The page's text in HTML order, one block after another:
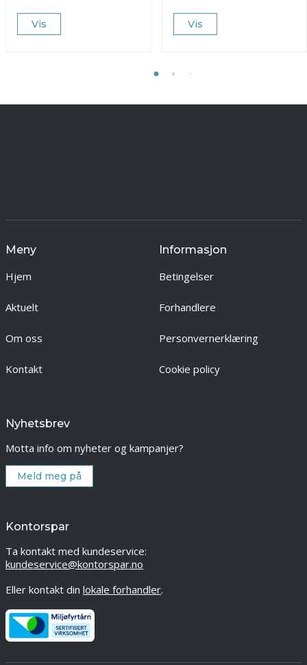
Vis Vis
Meny
Hjem
Aktuelt
Om oss
Kontakt
Informasjon
Betingelser
Forhandlere
Personvernerklæring
Cookie policy
Nyhetsbrev
Motta info om nyheter og kampanjer?
Meld meg på
Kontorspar
Ta kontakt med kundeservice:
kundeservice@kontorspar.no
Eller kontakt din lokale forhandler.